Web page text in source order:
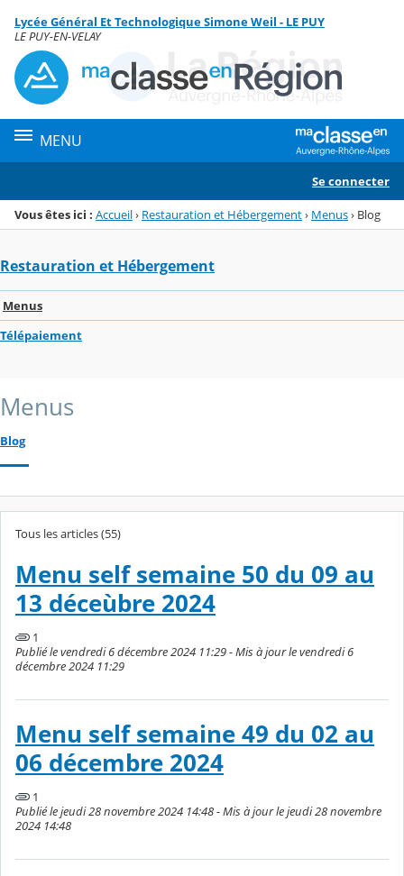
Menu de la rubrique
Contenu
Lycée Général Et Technologique Simone Weil - LE PUY
LE PUY-EN-VELAY
MENU
Se connecter
Vous êtes ici : Accueil› Restauration et Hébergement› Menus› Blog
Restauration et Hébergement
Menus
Télépaiement
Menus
Blog
Tous les articles (55)
Menu self semaine 50 du 09 au
13 déceùbre 2024
1
Publié le vendredi 6 décembre 2024 11:29 - Mis à jour le vendredi 6
décembre 2024 11:29
Menu self semaine 49 du 02 au
06 décembre 2024
1
Publié le jeudi 28 novembre 2024 14:48 - Mis à jour le jeudi 28 novembre
2024 14:48